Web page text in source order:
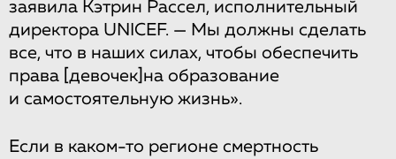
заявила Кэтрин Рассел, исполнительный
директора UNICEF. — Мы должны сделать
все, что в наших силах, чтобы обеспечить
права [девочек] на образование
и самостоятельную жизнь».
Если в каком-то регионе смертность